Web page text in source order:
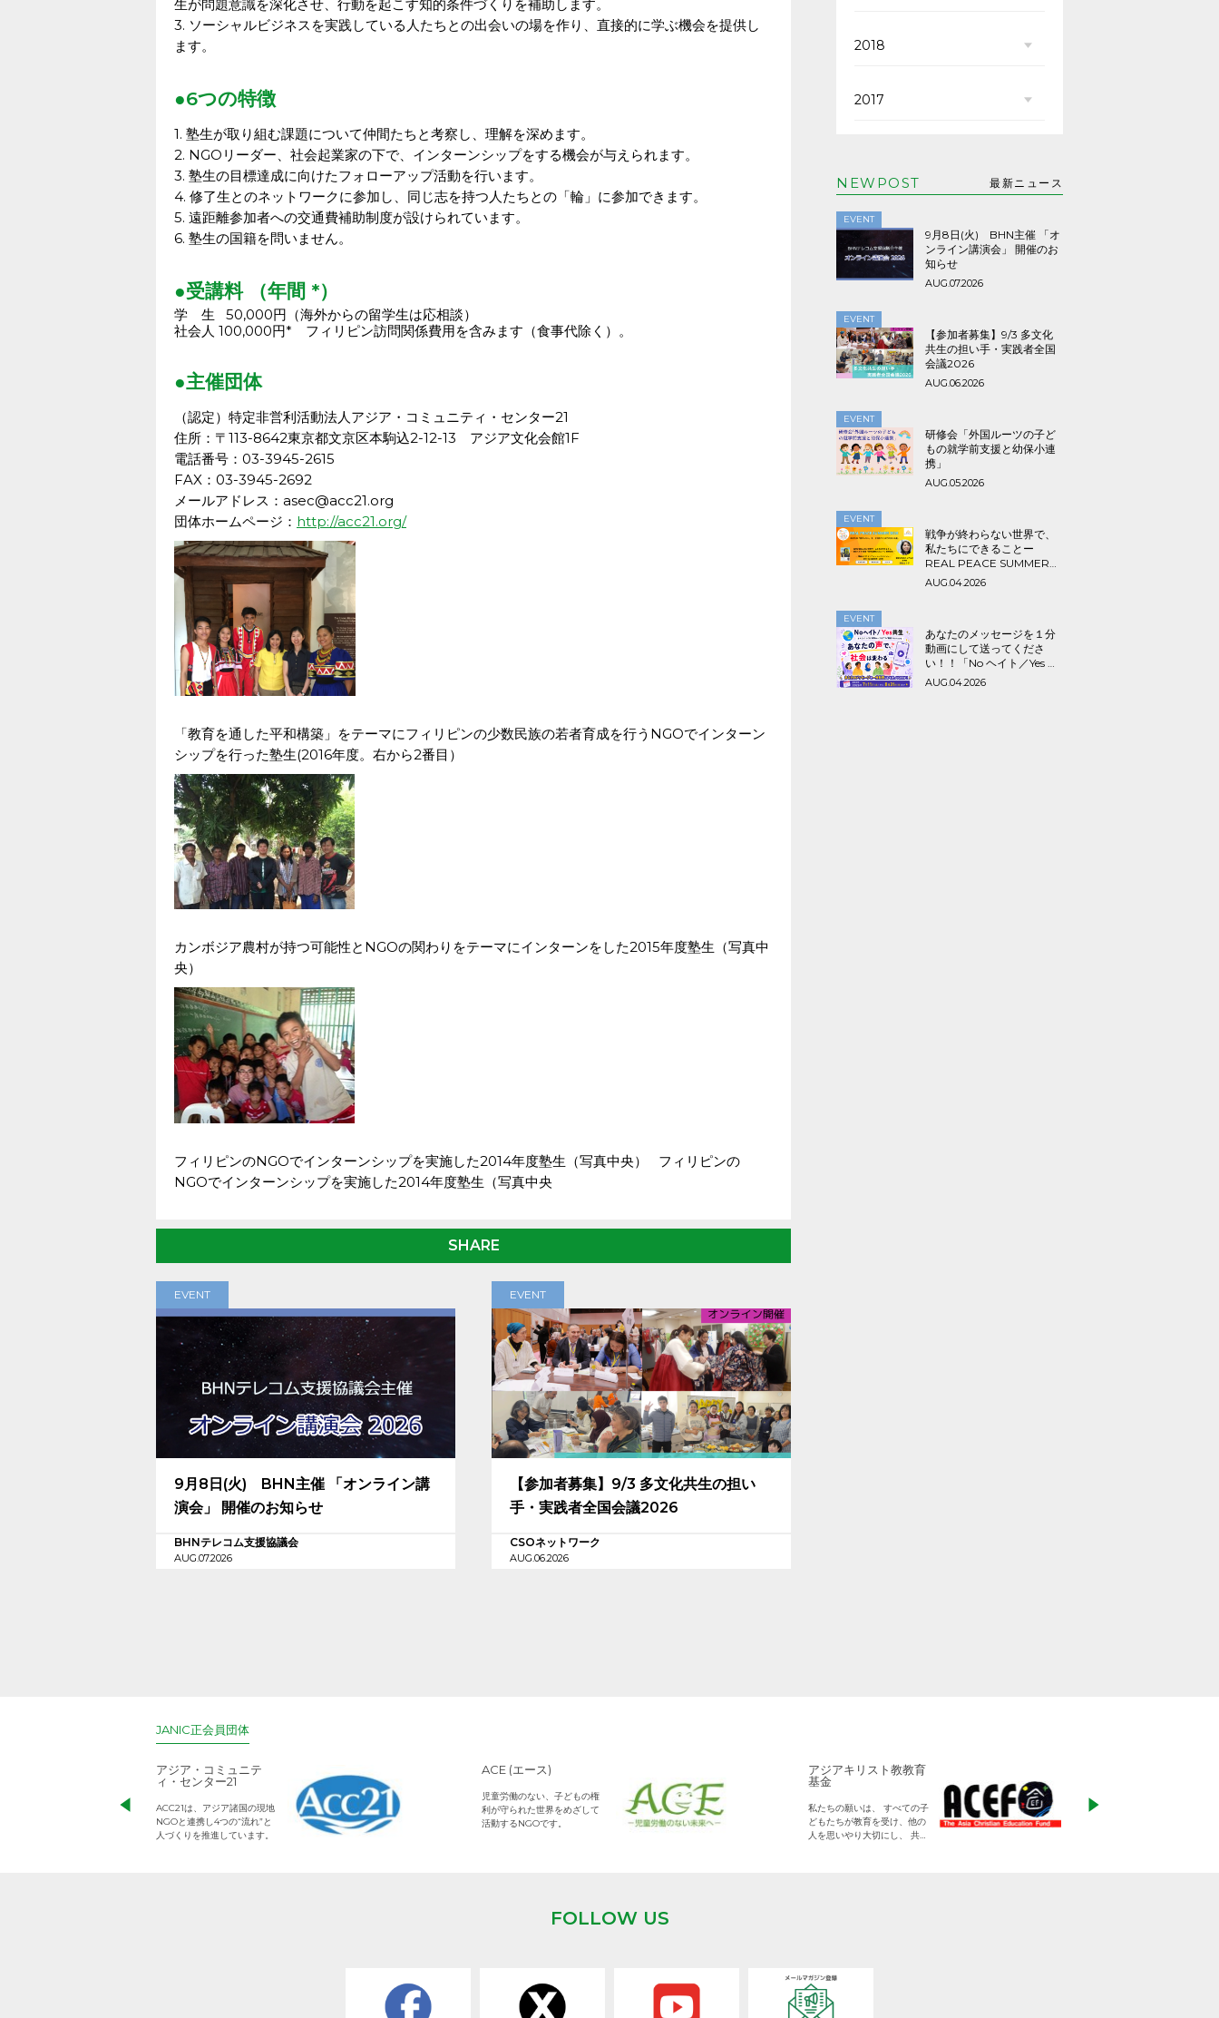
生が問題意識を深化させ、行動を起こす知的条件づくりを補助します。
3. ソーシャルビジネスを実践している人たちとの出会いの場を作り、直接的に学ぶ機会を提供し
ます。
●6つの特徴
1. 塾生が取り組む課題について仲間たちと考察し、理解を深めます。
2. NGOリーダー、社会起業家の下で、インターンシップをする機会が与えられます。
3. 塾生の目標達成に向けたフォローアップ活動を行います。
4. 修了生とのネットワークに参加し、同じ志を持つ人たちとの「輪」に参加できます。
5. 遠距離参加者への交通費補助制度が設けられています。
6. 塾生の国籍を問いません。
●受講料 （年間 *）
学 生 50,000円（海外からの留学生は応相談）
社会人 100,000円* フィリピン訪問関係費用を含みます（食事代除く）。
●主催団体
（認定）特定非営利活動法人アジア・コミュニティ・センター21
住所：〒113-8642東京都文京区本駒込2-12-13 アジア文化会館1F
電話番号：03-3945-2615
FAX：03-3945-2692
メールアドレス：asec@acc21.org
団体ホームページ： http://acc21.org/
「教育を通した平和構築」をテーマにフィリピンの少数民族の若者育成を行うNGOでインターン
シップを行った塾生(2016年度。右から2番目）
カンボジア農村が持つ可能性とNGOの関わりをテーマにインターンをした2015年度塾生（写真中
央）
フィリピンのNGOでインターンシップを実施した2014年度塾生（写真中央） フィリピンの
NGOでインターンシップを実施した2014年度塾生（写真中央
SHARE
EVENT
9月8日(火) BHN主催 「オンライン講
演会」 開催のお知らせ
BHNテレコム支援協議会
AUG.07.2026
EVENT
【参加者募集】9/3 多文化共生の担い
手・実践者全国会議2026
CSOネットワーク
AUG.06.2026
2018
2017
NEWPOST 最新ニュース
EVENT
9月8日(火) BHN主催 「オ
ンライン講演会」 開催のお
知らせ
AUG.07.2026
EVENT
【参加者募集】9/3 多文化
共生の担い手・実践者全国
会議2026
AUG.06.2026
EVENT
研修会「外国ルーツの子ど
もの就学前支援と幼保小連
携」
AUG.05.2026
EVENT
戦争が終わらない世界で、
私たちにできることー
REAL PEACE SUMMER
2026
AUG.04.2026
EVENT
あなたのメッセージを１分
動画にして送ってくださ
い！！「No ヘイト／Yes 共
生～みんなでつくる海外ル
AUG.04.2026
JANIC正会員団体
アジア・コミュニテ
ィ・センター21
ACC21は、アジア諸国の現地
NGOと連携し4つの“流れ”と
人づくりを推進しています。
ACE (エース)
児童労働のない、子どもの権
利が守られた世界をめざして
活動するNGOです。
アジアキリスト教教育
基金
私たちの願いは、 すべての子
どもたちが教育を受け、他の
人を思いやり大切にし、 共に
FOLLOW US